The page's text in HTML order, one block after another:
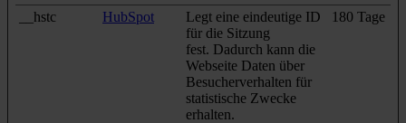
__hstc HubSpot
Legt eine eindeutige ID
für die Sitzung
fest. Dadurch kann die
Webseite Daten über
Besucherverhalten für
statistische Zwecke
erhalten.
180 Tage